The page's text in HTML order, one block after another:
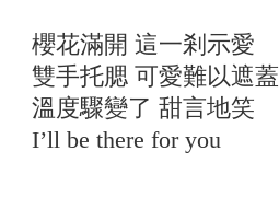
櫻花滿開 這一剎示愛
雙手托腮 可愛難以遮蓋
溫度驟變了 甜言地笑
I’ll be there for you